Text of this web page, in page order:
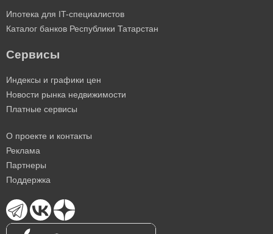
Ипотека для IT-специалистов
Каталог банков Республики Татарстан
Сервисы
Индексы и графики цен
Новости рынка недвижимости
Платные сервисы
О проекте и контакты
Реклама
Партнеры
Поддержка